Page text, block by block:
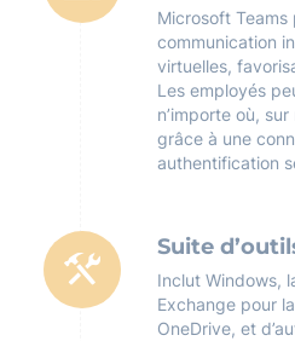
Microsoft Teams
communication
virtuelles,
Les employés
n’importe où,
grâce à une
authentification
Suite
Inclut Windows,
Exchange pour
OneDrive, et